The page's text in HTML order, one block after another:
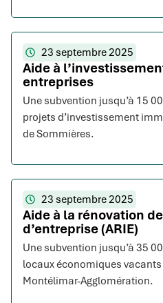
23 septembre 2025
Aide à
entreprises
Une subvention jusqu’à 15
projets d’investissement
de Sommières.
23 septembre 2025
Aide à la rénovation
d’entreprise (ARIE)
Une subvention jusqu’à 35
locaux économiques vacants
Montélimar-Agglomération.